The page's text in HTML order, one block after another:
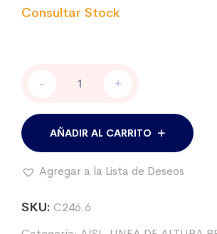
linea
regulable
p/varilla
-
W.
cantidad
- +
AÑADIR AL CARRITO
Agregar a la Lista de Deseos
SKU: C246.6